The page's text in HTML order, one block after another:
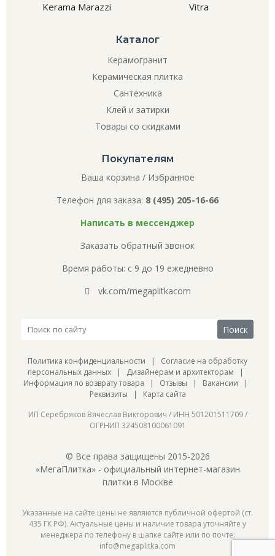
Kerama Marazzi
Vitra
Каталог
Керамогранит
Керамическая плитка
Сантехника
Клей и затирки
Товары со скидками
Покупателям
Ваша корзина / Избранное
Телефон для заказа: 8 (495) 205-16-66
Написать в мессенджер
Заказать обратный звонок
Время работы: с 9 до 19 ежедневно
vk.com/megaplitkacom
Политика конфиденциальности | Согласие на обработку
персональных данных | Дизайнерам и архитекторам |
Информация по возврату товара | Отзывы | Вакансии |
Реквизиты | Карта сайта
ИП Серебряков Вячеслав Викторович / ИНН 501201511709 /
ОГРНИП 324508100061091
© Все права защищены 2015-2026
«МегаПлитка» - официальный интернет-магазин
плитки в Москве
Указанные на сайте цены не являются публичной офертой (ст.
435 ГК РФ). Актуальные цены и наличие товара уточняйте у
менеджера по телефону в шапке сайте или по почте:
info@megaplitka.com